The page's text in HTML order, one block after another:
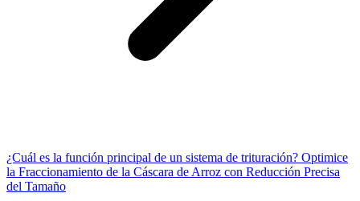
¿Cuál es la función principal de un sistema de trituración? Optimice
la Fraccionamiento de la Cáscara de Arroz con Reducción Precisa
del Tamaño